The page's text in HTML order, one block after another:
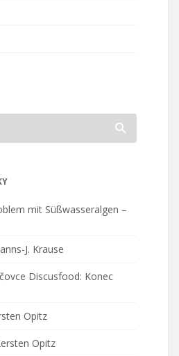
mit Süßwasseralgen –
J. Krause
Discusfood: Konec
Opitz
Opitz